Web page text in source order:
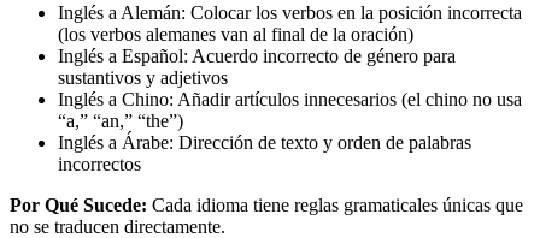
Inglés a Alemán: Colocar los verbos en la posición incorrecta
(los verbos alemanes van al final de la oración)
Inglés a Español: Acuerdo incorrecto de género para
sustantivos y adjetivos
Inglés a Chino: Añadir artículos innecesarios (el chino no usa
“a,” “an,” “the”)
Inglés a Árabe: Dirección de texto y orden de palabras
incorrectos
Por Qué Sucede: Cada idioma tiene reglas gramaticales únicas que
no se traducen directamente.